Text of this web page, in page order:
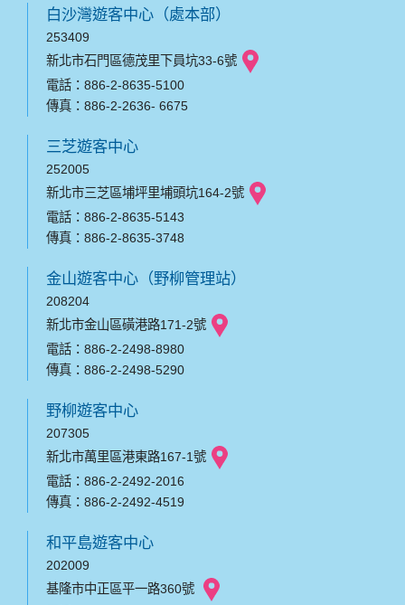
白沙灣遊客中心（處本部）
253409
新北市石門區德茂里下員坑33-6號
電話：886-2-8635-5100
傳真：886-2-2636- 6675
三芝遊客中心
252005
新北市三芝區埔坪里埔頭坑164-2號
電話：886-2-8635-5143
傳真：886-2-8635-3748
金山遊客中心（野柳管理站）
208204
新北市金山區磺港路171-2號
電話：886-2-2498-8980
傳真：886-2-2498-5290
野柳遊客中心
207305
新北市萬里區港東路167-1號
電話：886-2-2492-2016
傳真：886-2-2492-4519
和平島遊客中心
202009
基隆市中正區平一路360號